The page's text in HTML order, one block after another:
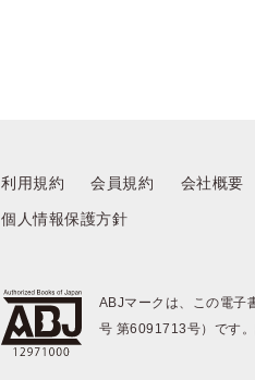
利用規約 会員規約 会社概要
個人情報保護方針
ABJマークは、この電子
号 第6091713号）です